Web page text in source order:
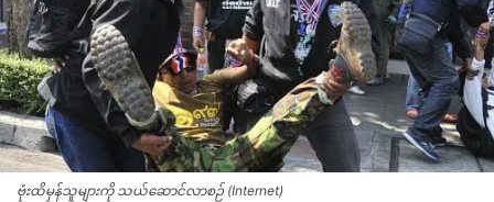
ဗုံးထိမှန်သူများကို သယ်ဆောင်လာစဉ် (Internet)